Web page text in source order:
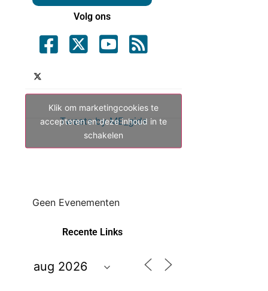
Volg ons
Tweets by ME_gids
Klik om marketingcookies te
accepteren en deze inhoud in te
schakelen
Geen Evenementen
Recente Links